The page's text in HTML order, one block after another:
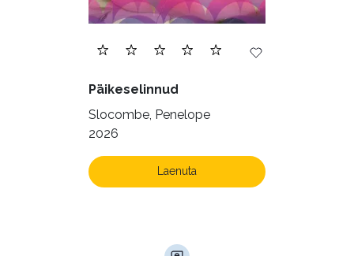
Päikeselinnud
Slocombe, Penelope
2026
Laenuta